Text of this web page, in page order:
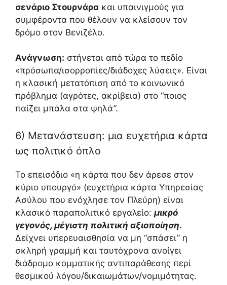
σενάριο Στουρνάρα και υπαινιγμούς για
συμφέροντα που θέλουν να κλείσουν τον
δρόμο στον Βενιζέλο.
Ανάγνωση: στήνεται από τώρα το πεδίο
«πρόσωπα/ισορροπίες/διάδοχες λύσεις». Είναι
η κλασική μετατόπιση από το κοινωνικό
πρόβλημα (αγρότες, ακρίβεια) στο “ποιος
παίζει μπάλα στα ψηλά”.
6) Μετανάστευση: μια ευχετήρια κάρτα
ως πολιτικό όπλο
Το επεισόδιο «η κάρτα που δεν άρεσε στον
κύριο υπουργό» (ευχετήρια κάρτα Υπηρεσίας
Ασύλου που ενόχλησε τον Πλεύρη) είναι
κλασικό παραπολιτικό εργαλείο: μικρό
γεγονός, μέγιστη πολιτική αξιοποίηση.
Δείχνει υπερευαισθησία να μη “σπάσει” η
σκληρή γραμμή και ταυτόχρονα ανοίγει
διάδρομο κομματικής αντιπαράθεσης περί
θεσμικού λόγου/δικαιωμάτων/νομιμότητας.